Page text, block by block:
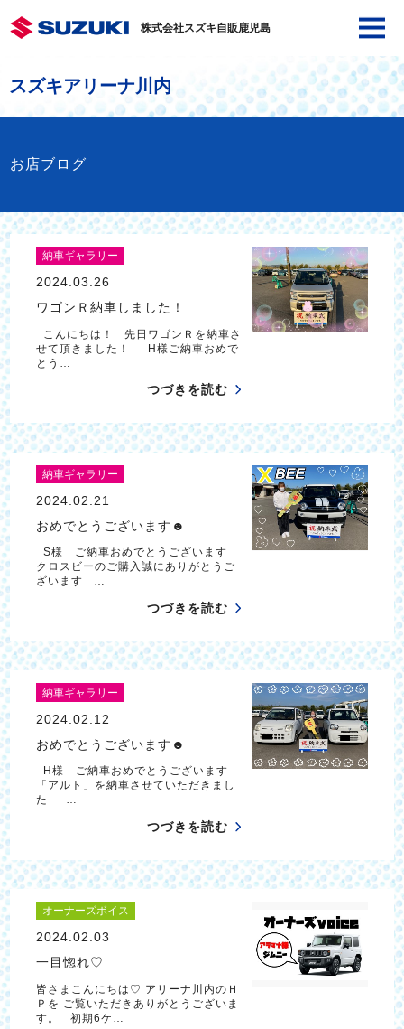
株式会社スズキ自販鹿児島
スズキアリーナ川内
お店ブログ
納車ギャラリー
2024.03.26
ワゴンＲ納車しました！
こんにちは！ 先日ワゴンＲを納車さ
せて頂きました！ H様ご納車おめで
とう…
つづきを読む
納車ギャラリー
2024.02.21
おめでとうございます☻
S様 ご納車おめでとうございます
クロスビーのご購入誠にありがとうご
ざいます …
つづきを読む
納車ギャラリー
2024.02.12
おめでとうございます☻
H様 ご納車おめでとうございます
「アルト」を納車させていただきまし
た …
つづきを読む
オーナーズボイス
2024.02.03
一目惚れ♡
皆さまこんにちは♡ アリーナ川内のＨ
Ｐを ご覧いただきありがとうございま
す。 初期6ケ…